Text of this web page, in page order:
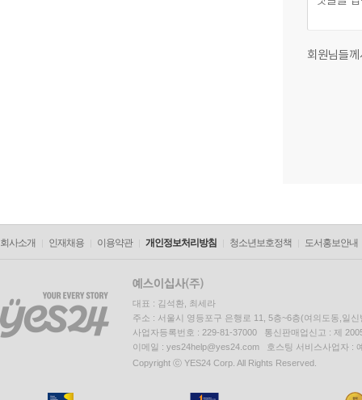
회원님들
회사소개 인재채용 이용약관 개인정보처리방침 청소년보호정책 도서홍보안내
대표 : 김석환, 최세라
주소 : 서울시 영등포구 은행로 11, 5층~6층(여의도동,일신
사업자등록번호 : 229-81-37000 통신판매업신고 : 제
이메일 : yes24help@yes24.com 호스팅 서비스사업자 :
Copyright ⓒ YES24 Corp. All Rights Reserved.